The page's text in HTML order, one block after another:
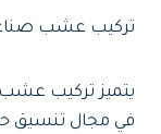
تركيب عشب
يتميز تركيب
في مجال تنسيق